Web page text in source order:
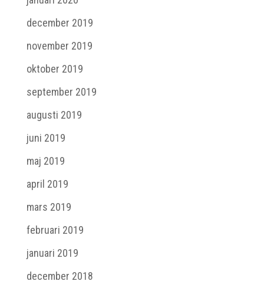
december 2019
november 2019
oktober 2019
september 2019
augusti 2019
juni 2019
maj 2019
april 2019
mars 2019
februari 2019
januari 2019
december 2018